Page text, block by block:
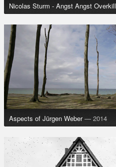
Nicolas Sturm - Angst Angst Overkill
Aspects of Jürgen Weber — 2014